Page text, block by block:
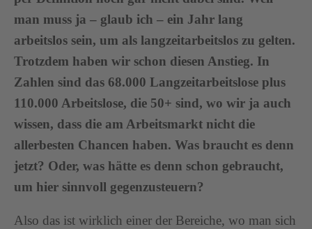
man muss ja – glaub ich – ein Jahr lang
arbeitslos sein, um als langzeitarbeitslos zu gelten.
Trotzdem haben wir schon diesen Anstieg. In
Zahlen sind das 68.000 Langzeitarbeitslose plus
110.000 Arbeitslose, die 50+ sind, wo wir ja auch
wissen, dass die am Arbeitsmarkt nicht die
allerbesten Chancen haben. Was braucht es denn
jetzt? Oder, was hätte es denn schon gebraucht,
um hier sinnvoll gegenzusteuern?
Also das ist wirklich einer der Bereiche, wo man sich